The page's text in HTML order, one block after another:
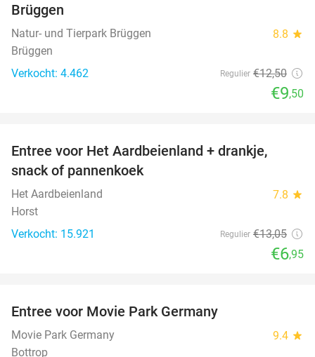
Brüggen
Natur- und Tierpark Brüggen 8.8 star
Brüggen
Verkocht: 4.462
Regulier €12,50
€9,50
Entree voor Het Aardbeienland + drankje,
snack of pannenkoek
Het Aardbeienland 7.8 star
Horst
Verkocht: 15.921
Regulier €13,05
€6,95
Entree voor Movie Park Germany
Movie Park Germany 9.4 star
Bottrop